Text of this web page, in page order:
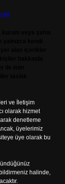
ve İletişim
olarak hizmet
denetleme
üyelerimiz
üye olarak bu
halinde,